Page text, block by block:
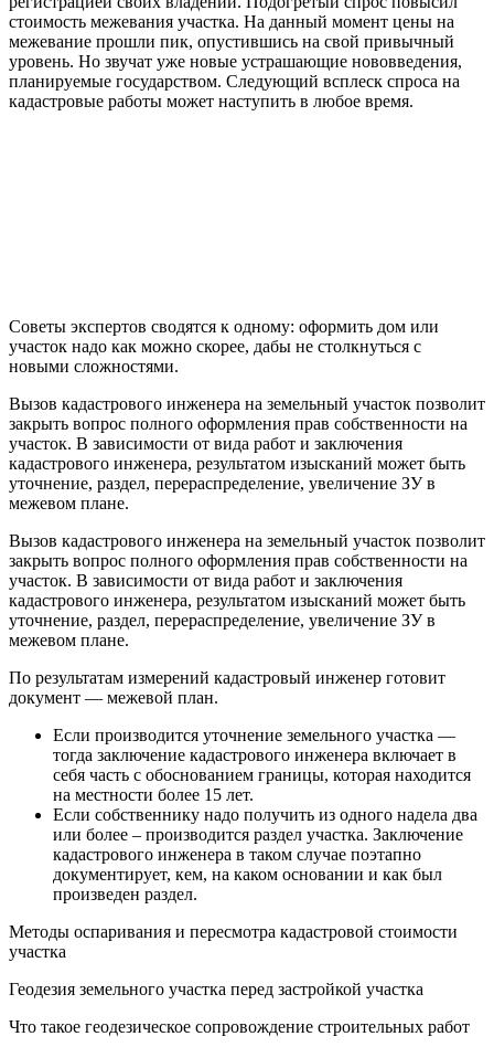
стоимость межевания участка. На данный момент цены на
межевание прошли пик, опустившись на свой привычный
уровень. Но звучат уже новые устрашающие нововведения,
планируемые государством. Следующий всплеск спроса на
кадастровые работы может наступить в любое время.
Советы экспертов сводятся к одному: оформить дом или
участок надо как можно скорее, дабы не столкнуться с
новыми сложностями.
Вызов кадастрового инженера на земельный участок позволит
закрыть вопрос полного оформления прав собственности на
участок. В зависимости от вида работ и заключения
кадастрового инженера, результатом изысканий может быть
уточнение, раздел, перераспределение, увеличение ЗУ в
межевом плане.
Вызов кадастрового инженера на земельный участок позволит
закрыть вопрос полного оформления прав собственности на
участок. В зависимости от вида работ и заключения
кадастрового инженера, результатом изысканий может быть
уточнение, раздел, перераспределение, увеличение ЗУ в
межевом плане.
По результатам измерений кадастровый инженер готовит
документ — межевой план.
Если производится уточнение земельного участка —
тогда заключение кадастрового инженера включает в
себя часть с обоснованием границы, которая находится
на местности более 15 лет.
Если собственнику надо получить из одного надела два
или более – производится раздел участка. Заключение
кадастрового инженера в таком случае поэтапно
документирует, кем, на каком основании и как был
произведен раздел.
Методы оспаривания и пересмотра кадастровой стоимости
участка
Геодезия земельного участка перед застройкой участка
Что такое геодезическое сопровождение строительных работ